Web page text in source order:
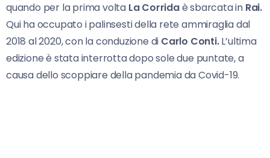
quando per la prima volta La Corridaè sbarcata in Rai.
Qui ha occupato i palinsesti della rete ammiraglia dal
2018 al 2020, con la conduzione di Carlo Conti.L’ultima
edizione è stata interrotta dopo sole due puntate, a
causa dello scoppiare della pandemia da Covid-19.